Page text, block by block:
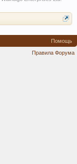
Помощь
Правила Форума